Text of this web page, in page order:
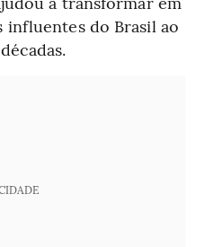
influentes do Brasil ao